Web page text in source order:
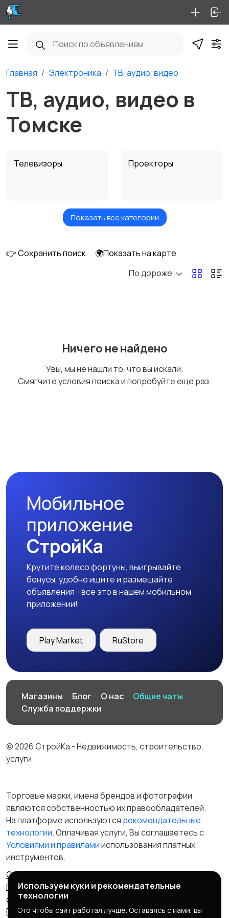
Главная Электроника ТВ, аудио, видео
ТВ, аудио, видео в
Томске
Телевизоры Проекторы
Акустика, колонки,
Домашние
Музыкальные центры
портативное аудио
Показать все категории
👉 Сохранить поиск
🌍Показать на карте
По дороже
Ничего не найдено
Увы, мы не нашли то, что вы искали.
Смягчите условия поиска и попробуйте еще раз.
Мобильное
приложение
СтройКа
Крутите колесо фортуны, выигрывайте
бонусы, удобно ищите и размещайте
объявления - все это в нашем мобильном
приложении!
Play Market RuStore
Магазины Блог О нас
Общие чаты
Служба поддержки
© 2026 СтройКа - Недвижимость, строительство,
услуги
Торговые марки, имена брендов и фотографии
являются собственностью их правообладателей.
На платформе используются рекомендательные
технологии. Оплачивая услуги, Вы соглашаетесь c
Условиями и правиламииспользования платных
инструментов.
Отказ от ответственности
Правила сервиса
Политика конфиденциальности
Пользовательское
соглашение
Запрещенные товары/услуги
Правообладателям
Партнерская программа
Используем куки и рекомендательные
технологии
Это чтобы сайт работал лучше. Оставаясь с нами, вы